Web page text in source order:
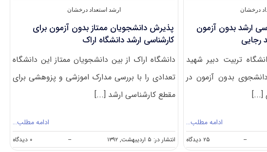
درخشان
ارشد بدون آزمون
رجایی
تربیت دبیر شهید
بدون آزمون در
[...]
ادامه مطلب…
-- ۲۵ دیدگاه
پذیرش
ارشد استعداد درخشان
پذیرش دانشجویان ممتاز بدون آزمون برای
کارشناسی ارشد دانشگاه اراک
دانشگاه اراک از بین دانشجویان ممتاز این دانشگاه
تعدادی را با بررسی مدارک اموزشی و پزوهشی برای
مقطع کارشناسی ارشد [...]
ادامه مطلب…
انتشار در: ۵ اردیبهشت, ۱۳۹۲ -- ۰ دیدگاه
on
پذیرش